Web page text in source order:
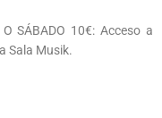
O SÁBADO 10€: Acceso a
Sala Musik.